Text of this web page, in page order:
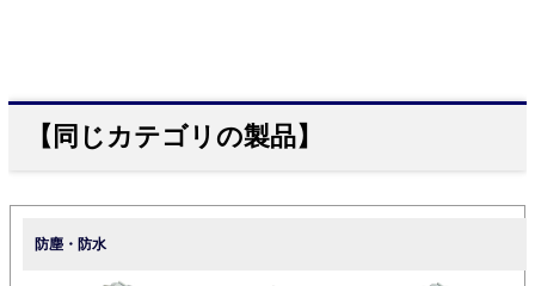
【同じカテゴリの製品】
防塵・防水